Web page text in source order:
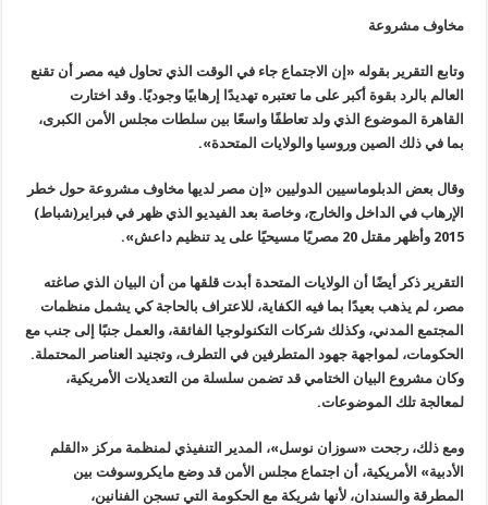
مخاوف مشروعة
وتابع التقرير بقوله «إن الاجتماع جاء في الوقت الذي تحاول فيه مصر أن تقنع
العالم بالرد بقوة أكبر على ما تعتبره تهديدًا إرهابيًا وجوديًا. وقد اختارت
القاهرة الموضوع الذي ولد تعاطفًا واسعًا بين سلطات مجلس الأمن الكبرى،
بما في ذلك الصين وروسيا والولايات المتحدة».
وقال بعض الدبلوماسيين الدوليين «إن مصر لديها مخاوف مشروعة حول خطر
الإرهاب في الداخل والخارج، وخاصة بعد الفيديو الذي ظهر في فبراير(شباط)
2015 وأظهر مقتل 20 مصريًا مسيحيًا على يد تنظيم داعش ».
التقرير ذكر أيضًا أن الولايات المتحدة أبدت قلقها من أن البيان الذي صاغته
مصر، لم يذهب بعيدًا بما فيه الكفاية، للاعتراف بالحاجة كي يشمل منظمات
المجتمع المدني، وكذلك شركات التكنولوجيا الفائقة، والعمل جنبًا إلى جنب مع
الحكومات، لمواجهة جهود المتطرفين في التطرف، وتجنيد العناصر المحتملة.
وكان مشروع البيان الختامي قد تضمن سلسلة من التعديلات الأمريكية،
لمعالجة تلك الموضوعات.
ومع ذلك، رجحت «سوزان نوسل»، المدير التنفيذي لمنظمة مركز «القلم
الأدبية» الأمريكية، أن اجتماع مجلس الأمن قد وضع مايكروسوفت بين
المطرقة والسندان، لأنها شريكة مع الحكومة التي تسجن الفنانين،